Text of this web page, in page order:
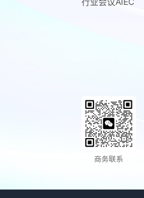
商务联系